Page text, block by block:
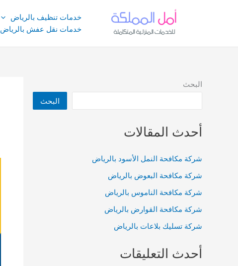
خدمات تنظيف بالرياض
خدمات نقل عفش بالرياض
البحث
البحث
أحدث المقالات
شركة مكافحة النمل الأسود بالرياض
شركة مكافحة البعوض بالرياض
شركة مكافحة الناموس بالرياض
شركة مكافحة القوارض بالرياض
شركة تسليك بلاعات بالرياض
أحدث التعليقات